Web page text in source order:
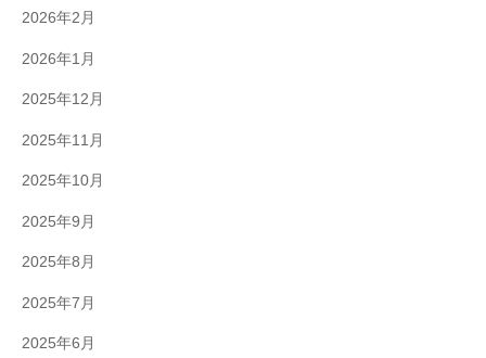
2026年2月
2026年1月
2025年12月
2025年11月
2025年10月
2025年9月
2025年8月
2025年7月
2025年6月